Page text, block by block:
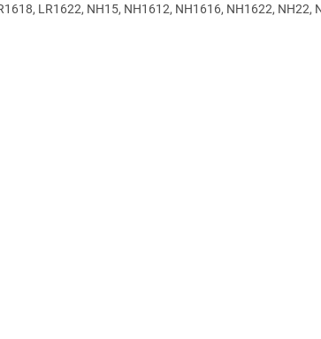
LR1622, NH15, NH1612, NH1616, NH1622, NH22,